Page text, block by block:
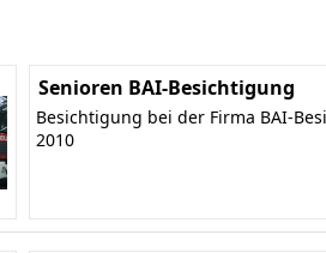
Senioren BAI-Besichtigung
Besichtigung bei der Firma BAI-
2010